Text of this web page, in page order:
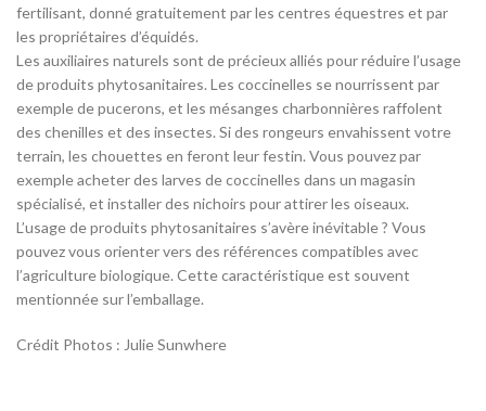
fertilisant, donné gratuitement par les centres équestres et par
les propriétaires d’équidés.
Les auxiliaires naturels sont de précieux alliés pour réduire l’usage
de produits phytosanitaires. Les coccinelles se nourrissent par
exemple de pucerons, et les mésanges charbonnières raffolent
des chenilles et des insectes. Si des rongeurs envahissent votre
terrain, les chouettes en feront leur festin. Vous pouvez par
exemple acheter des larves de coccinelles dans un magasin
spécialisé, et installer des nichoirs pour attirer les oiseaux.
L’usage de produits phytosanitaires s’avère inévitable ? Vous
pouvez vous orienter vers des références compatibles avec
l’agriculture biologique. Cette caractéristique est souvent
mentionnée sur l’emballage.
Crédit Photos : Julie Sunwhere